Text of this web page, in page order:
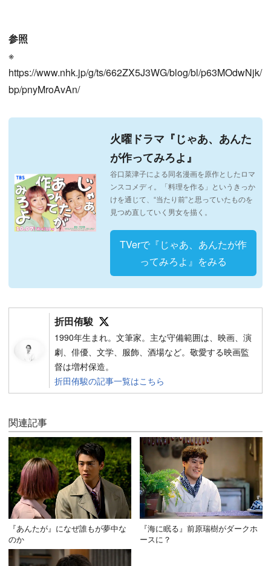
参照
※
https://www.nhk.jp/g/ts/662ZX5J3WG/blog/bl/p63MOdwNjk/
bp/pnyMroAvAn/
火曜ドラマ『じゃあ、あんた
が作ってみろよ』
谷口菜津子による同名漫画を原作としたロマ
ンスコメディ。「料理を作る」というきっか
けを通じて、“当たり前”と思っていたものを
見つめ直していく男女を描く。
TVerで『じゃあ、あんたが作
ってみろよ』をみる
折田侑駿
1990年生まれ。文筆家。主な守備範囲は、映画、演
劇、俳優、文学、服飾、酒場など。敬愛する映画監
督は増村保造。
折田侑駿の記事一覧はこちら
関連記事
『あんたが』になぜ誰もが夢中な
のか
『海に眠る』前原瑞樹がダークホ
ースに？